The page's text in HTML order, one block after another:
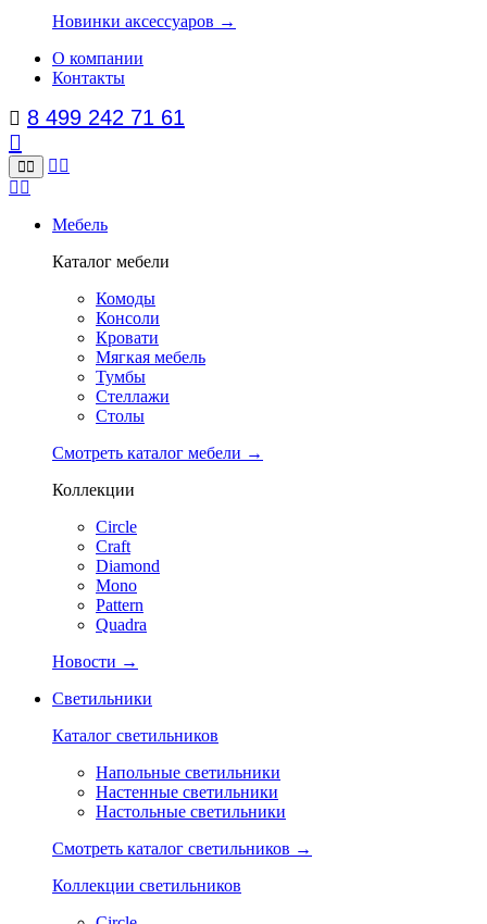
Новинки аксессуаров →
О компании
Контакты
8 499 242 71 61
Мебель
Каталог мебели
Комоды
Консоли
Кровати
Мягкая мебель
Тумбы
Стеллажи
Столы
Смотреть каталог мебели →
Коллекции
Circle
Craft
Diamond
Mono
Pattern
Quadra
Новости →
Светильники
Каталог светильников
Напольные светильники
Настенные светильники
Настольные светильники
Смотреть каталог светильников →
Коллекции светильников